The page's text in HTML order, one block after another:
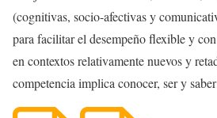
(cognitivas, socio-afectivas y
para facilitar el desempeño flexible y
en contextos relativamente nuevos y
competencia implica conocer, ser y